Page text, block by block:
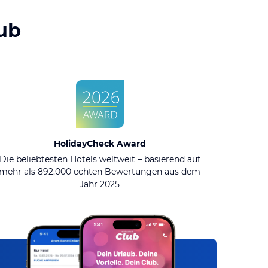
HolidayCheck Award
Die beliebtesten Hotels weltweit – basierend auf
mehr als 892.000 echten Bewertungen aus dem
Jahr 2025